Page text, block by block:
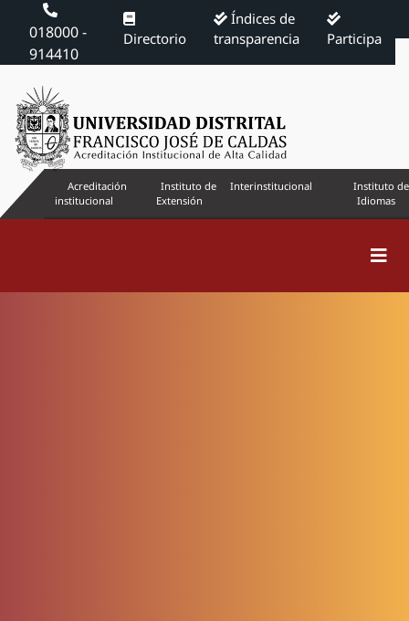
018000 -
914410
Directorio
Índices de
transparencia
Participa
Acreditación
institucional
Instituto de
Extensión
Interinstitucional
Instituto de
Idiomas